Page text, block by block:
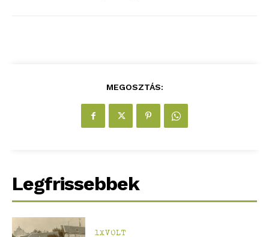
blogSZOLNOK
szubjektív élményportál
MEGOSZTÁS:
Legfrissebbek
1XVOLT